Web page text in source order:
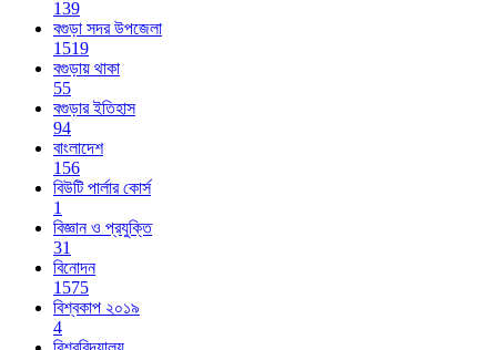
139
বগুড়া সদর উপজেলা
1519
বগুড়ায় থাকা
55
বগুড়ার ইতিহাস
94
বাংলাদেশ
156
বিউটি পার্লার কোর্স
1
বিজ্ঞান ও প্রযুক্তি
31
বিনোদন
1575
বিশ্বকাপ ২০১৯
4